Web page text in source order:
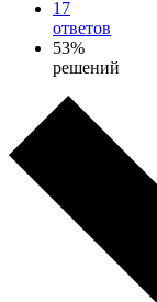
17
ответов
53%
решений